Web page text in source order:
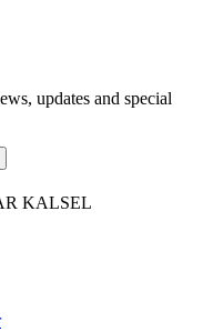
updates and special
KALSEL